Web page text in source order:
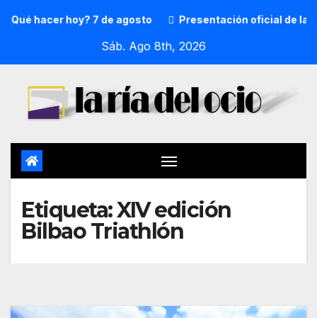
hacer hoy? 7 de agosto Presentación oficial de la
Sáb. Ago 8th, 2026
Etiqueta:XIV edición
Bilbao Triathlón